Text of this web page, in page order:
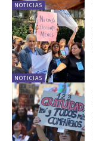
NOTICIAS
NOTICIAS